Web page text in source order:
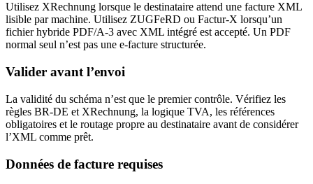
Utilisez XRechnung lorsque le destinataire attend une facture XML
lisible par machine. Utilisez ZUGFeRD ou Factur-X lorsqu’un
fichier hybride PDF/A-3 avec XML intégré est accepté. Un PDF
normal seul n’est pas une e-facture structurée.
Valider avant l’envoi
La validité du schéma n’est que le premier contrôle. Vérifiez les
règles BR-DE et XRechnung, la logique TVA, les références
obligatoires et le routage propre au destinataire avant de considérer
l’XML comme prêt.
Données de facture requises